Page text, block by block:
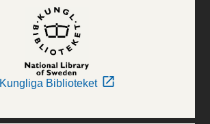
Kungliga Biblioteket